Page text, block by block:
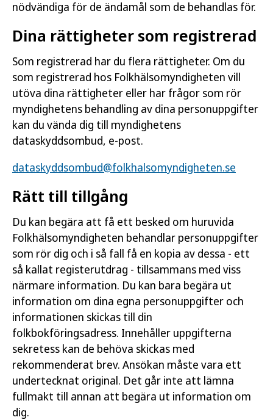
nödvändiga för de ändamål som de behandlas för.
Dina rättigheter som registrerad
Som registrerad har du flera rättigheter. Om du
som registrerad hos Folkhälsomyndigheten vill
utöva dina rättigheter eller har frågor som rör
myndighetens behandling av dina personuppgifter
kan du vända dig till myndighetens
dataskyddsombud, e-post.
dataskyddsombud@folkhalsomyndigheten.se
Rätt till tillgång
Du kan begära att få ett besked om huruvida
Folkhälsomyndigheten behandlar personuppgifter
som rör dig och i så fall få en kopia av dessa - ett
så kallat registerutdrag - tillsammans med viss
närmare information. Du kan bara begära ut
information om dina egna personuppgifter och
informationen skickas till din
folkbokföringsadress. Innehåller uppgifterna
sekretess kan de behöva skickas med
rekommenderat brev. Ansökan måste vara ett
undertecknat original. Det går inte att lämna
fullmakt till annan att begära ut information om
dig.